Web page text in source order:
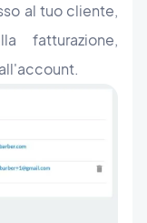
al tuo cliente,
fatturazione,